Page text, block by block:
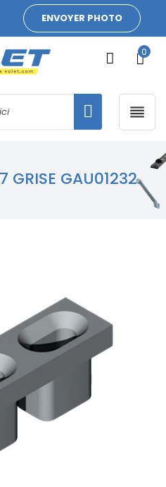
ENVOYER PHOTO
0

GRISE GAU01232